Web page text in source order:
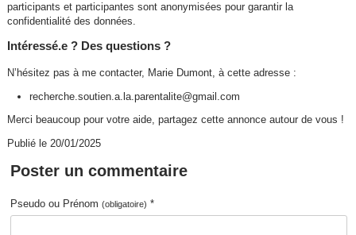
participants et participantes sont anonymisées pour garantir la
confidentialité des données.
Intéressé.e ? Des questions ?
N’hésitez pas à me contacter, Marie Dumont, à cette adresse :
recherche.soutien.a.la.parentalite@gmail.com
Merci beaucoup pour votre aide, partagez cette annonce autour de vous !
Publié le 20/01/2025
Poster un commentaire
Pseudo ou Prénom(obligatoire) *